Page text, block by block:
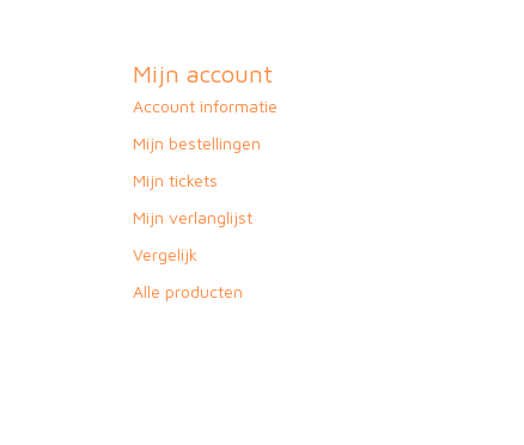
Mijn account
Account informatie
Mijn bestellingen
Mijn tickets
Mijn verlanglijst
Vergelijk
Alle producten